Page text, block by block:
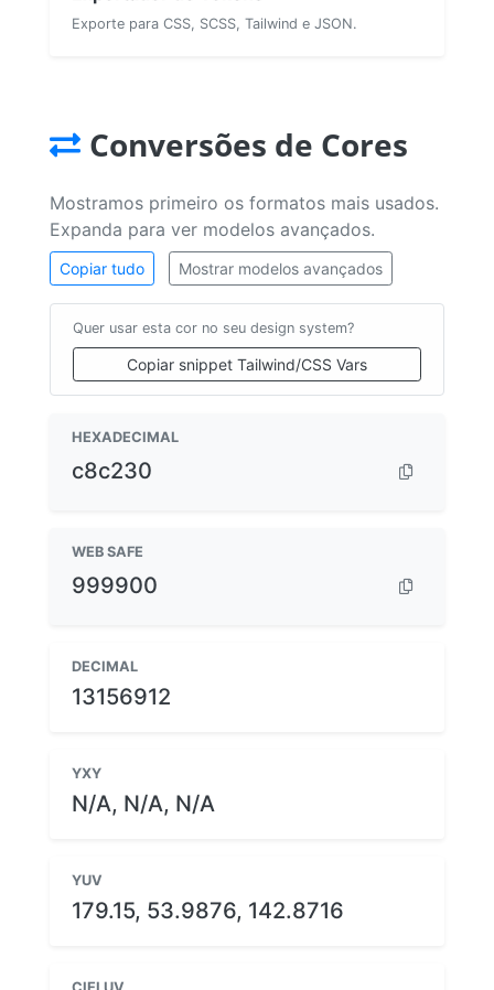
Exporte para CSS, SCSS, Tailwind e JSON.
Conversões de Cores
Mostramos primeiro os formatos mais usados.
Expanda para ver modelos avançados.
Copiar tudo Mostrar modelos avançados
Quer usar esta cor no seu design system?
Copiar snippet Tailwind/CSS Vars
HEXADECIMAL
c8c230
WEB SAFE
999900
DECIMAL
13156912
YXY
N/A, N/A, N/A
YUV
179.15, 53.9876, 142.8716
CIELUV